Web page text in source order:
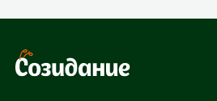
3 000 руб.